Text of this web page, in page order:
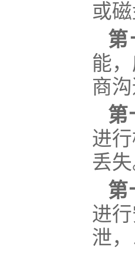
或
第
能
商
第
进
丢
进
泄